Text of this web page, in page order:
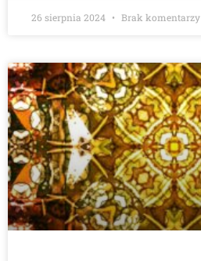
26 sierpnia 2024 Brak komentarzy